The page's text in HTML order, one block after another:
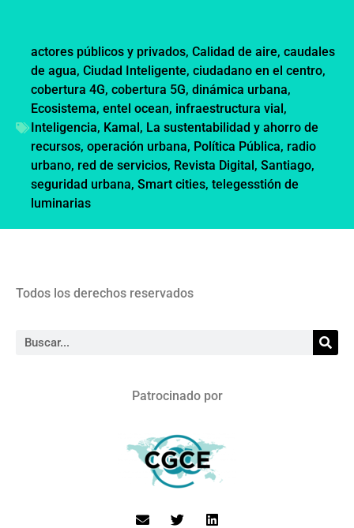
actores públicos y privados, Calidad de aire, caudales
de agua, Ciudad Inteligente, ciudadano en el centro,
cobertura 4G, cobertura 5G, dinámica urbana,
Ecosistema, entel ocean, infraestructura vial,
Inteligencia, Kamal, La sustentabilidad y ahorro de
recursos, operación urbana, Política Pública, radio
urbano, red de servicios, Revista Digital, Santiago,
seguridad urbana, Smart cities, telegesstión de
luminarias
Todos los derechos reservados
Patrocinado por